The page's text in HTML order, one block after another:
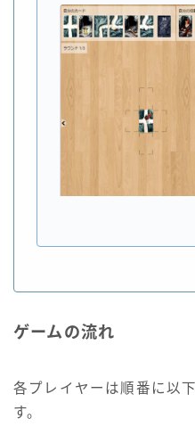
ゲームの流れ
各プレイヤーは順番に以
す。